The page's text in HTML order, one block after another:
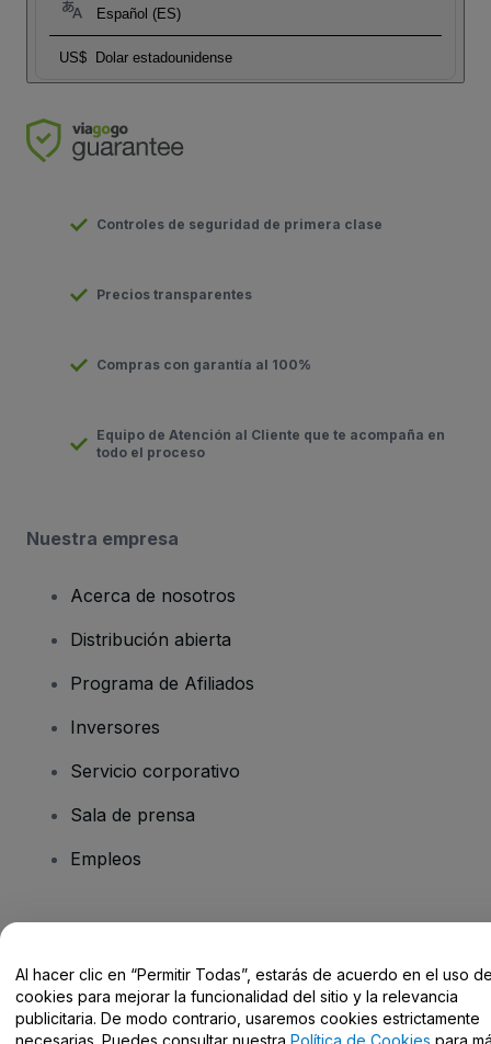
Español (ES)
US$ Dolar estadounidense
Controles de seguridad de primera clase
Precios transparentes
Compras con garantía al 100%
Equipo de Atención al Cliente que te acompaña en
todo el proceso
Nuestra empresa
Acerca de nosotros
Distribución abierta
Programa de Afiliados
Inversores
Servicio corporativo
Sala de prensa
Empleos
Centro de Ayuda / Contacto
Al hacer clic en “Permitir Todas”, estarás de acuerdo en el uso
cookies para mejorar la funcionalidad del sitio y la relevancia
publicitaria. De modo contrario, usaremos cookies estrictamente
necesarias. Puedes consultar nuestra Política de Cookies para